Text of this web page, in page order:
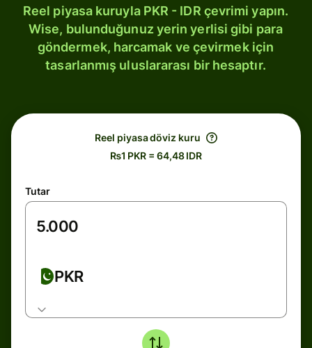
Reel piyasa kuruyla PKR - IDR çevrimi yapın.
Wise, bulunduğunuz yerin yerlisi gibi para
göndermek, harcamak ve çevirmek için
tasarlanmış uluslararası bir hesaptır.
Reel piyasa döviz kuru
₨1 PKR = 64,48 IDR
Tutar
PKR